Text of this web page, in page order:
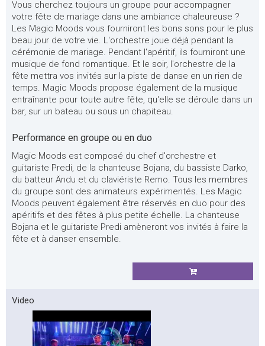
Vous cherchez toujours un groupe pour accompagner
votre fête de mariage dans une ambiance chaleureuse ?
Les Magic Moods vous fourniront les bons sons pour le plus
beau jour de votre vie. L'orchestre joue déjà pendant la
cérémonie de mariage. Pendant l'apéritif, ils fourniront une
musique de fond romantique. Et le soir, l'orchestre de la
fête mettra vos invités sur la piste de danse en un rien de
temps. Magic Moods propose également de la musique
entraînante pour toute autre fête, qu'elle se déroule dans un
bar, sur un bateau ou sous un chapiteau.
Performance en groupe ou en duo
Magic Moods est composé du chef d'orchestre et
guitariste Predi, de la chanteuse Bojana, du bassiste Darko,
du batteur Ändu et du claviériste Remo. Tous les membres
du groupe sont des animateurs expérimentés. Les Magic
Moods peuvent également être réservés en duo pour des
apéritifs et des fêtes à plus petite échelle. La chanteuse
Bojana et le guitariste Predi amèneront vos invités à faire la
fête et à danser ensemble.
Video